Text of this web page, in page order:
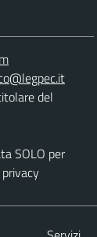
del
SOLO per